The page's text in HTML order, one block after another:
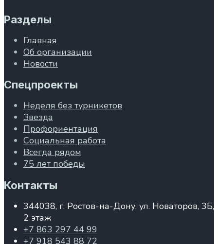
Разделы
Главная
Об организации
Новости
Спецпроекты
Неделя без турникетов
Звезда
Профориентация
Социальная работа
Всегда рядом
75 лет победы
Контакты
344038, г. Ростов-на-Дону, ул. Новаторов, 3Б,
2 этаж
+7 863 297 44 99
+7 918 543 88 72